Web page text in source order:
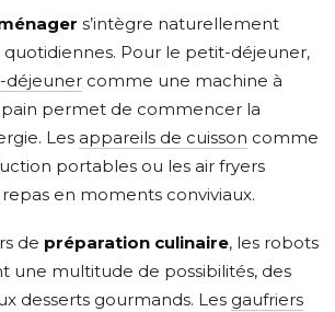
s’intègre naturellement
quotidiennes. Pour le petit-déjeuner,
déjeuner comme une machine à
permet de commencer la
Les appareils de cuisson comme
portables ou les air fryers
en moments conviviaux.
de préparation culinaire, les robots
une multitude de possibilités, des
desserts gourmands. Les gaufriers